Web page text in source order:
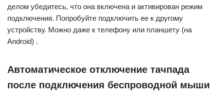
делом убедитесь, что она включена и активирован режим
подключения. Попробуйте подключить ее к другому
устройству. Можно даже к телефону или планшету (на
Android) .
Автоматическое отключение тачпада
после подключения беспроводной мыши